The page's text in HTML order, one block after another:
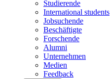
Studierende
International students
Jobsuchende
Beschäftigte
Forschende
Alumni
Unternehmen
Medien
Feedback